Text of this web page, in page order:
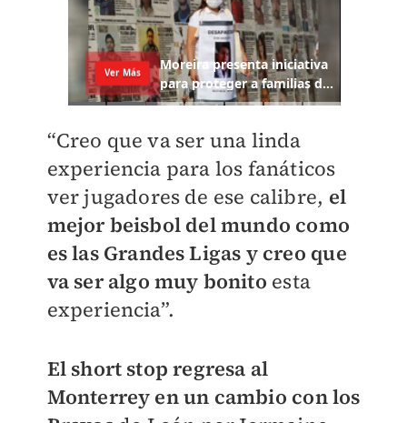
“Creo que va ser una linda
experiencia para los fanáticos
ver jugadores de ese calibre, el
mejor beisbol del mundo como
es las Grandes Ligas y creo que
va ser algo muy bonito esta
experiencia”.
El short stop regresa al
Monterrey en un cambio con los